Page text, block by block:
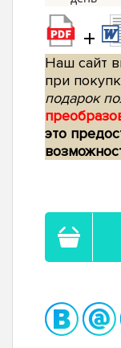
+
Наш сайт
при
подарок
это